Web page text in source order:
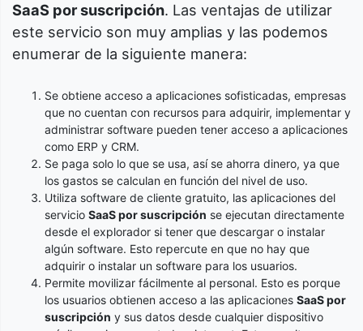
SaaS por suscripción. Las ventajas de utilizar
este servicio son muy amplias y las podemos
enumerar de la siguiente manera:
Se obtiene acceso a aplicaciones sofisticadas, empresas
que no cuentan con recursos para adquirir, implementar y
administrar software pueden tener acceso a aplicaciones
como ERP y CRM.
Se paga solo lo que se usa, así se ahorra dinero, ya que
los gastos se calculan en función del nivel de uso.
Utiliza software de cliente gratuito, las aplicaciones del
servicio SaaS por suscripción se ejecutan directamente
desde el explorador si tener que descargar o instalar
algún software. Esto repercute en que no hay que
adquirir o instalar un software para los usuarios.
Permite movilizar fácilmente al personal. Esto es porque
los usuarios obtienen acceso a las aplicaciones SaaS por
suscripción y sus datos desde cualquier dispositivo